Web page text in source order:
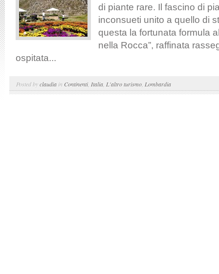
di piante rare. Il fascino di
inconsueti unito a quello di
questa la fortunata formula
nella Rocca”, raffinata
ospitata...
Posted byclaudia in Continenti, Italia L'altro turismo Lombardia